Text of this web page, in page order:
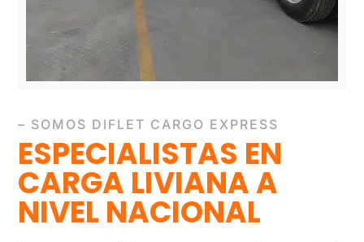
– SOMOS DIFLET CARGO EXPRESS
ESPECIALISTAS EN
CARGA LIVIANA A
NIVEL NACIONAL